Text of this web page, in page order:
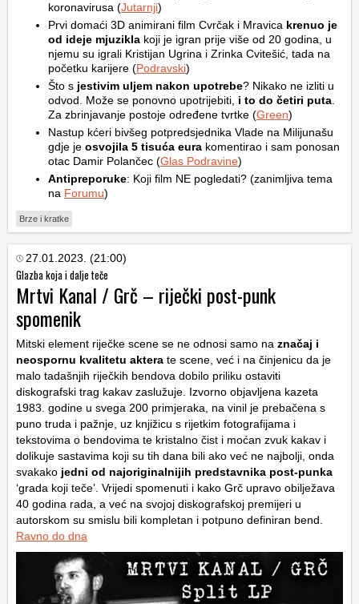
koronavirusa (Jutarnji)
Prvi domaći 3D animirani film Cvrčak i Mravica krenuo je
od ideje mjuzikla koji je igran prije više od 20 godina, u
njemu su igrali Kristijan Ugrina i Zrinka Cvitešić, tada na
početku karijere (Podravski)
Što s jestivim uljem nakon upotrebe? Nikako ne izliti u
odvod. Može se ponovno upotrijebiti, i to do četiri puta
Za zbrinjavanje postoje određene tvrtke (Green)
Nastup kćeri bivšeg potpredsjednika Vlade na Milijunašu
gdje je osvojila 5 tisuća eura komentirao i sam ponosan
otac Damir Polančec (Glas Podravine)
Antipreporuke: Koji film NE pogledati? (zanimljiva tema
na Forumu)
Brze i kratke
27.01.2023. (21:00)
Glazba koja i dalje teče
Mrtvi Kanal / Grč – riječki post-punk
spomenik
Mitski element riječke scene se ne odnosi samo na značaj i
neospornu kvalitetu aktera te scene, već i na činjenicu da je
malo tadašnjih riječkih bendova dobilo priliku ostaviti
diskografski trag kakav zaslužuje. Izvorno objavljena kazeta
1983. godine u svega 200 primjeraka, na vinil je prebačena s
puno truda i pažnje, uz knjižicu s rijetkim fotografijama i
tekstovima o bendovima te kristalno čist i moćan zvuk kakav i
dolikuje sastavima koji su tih dana bili ako već ne najbolji, onda
svakako jedni od najoriginalnijih predstavnika post-punka
‘grada koji teče’. Vrijedi spomenuti i kako Grč upravo obilježava
40 godina rada, a već na svojoj diskografskoj premijeri u
autorskom su smislu bili kompletan i potpuno definiran bend.
Ravno do dna